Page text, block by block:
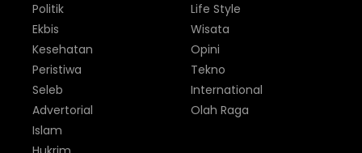
Politik
Ekbis
Kesehatan
Peristiwa
Seleb
Advertorial
Life Style
Wisata
Opini
Tekno
International
Olah Raga
Islam